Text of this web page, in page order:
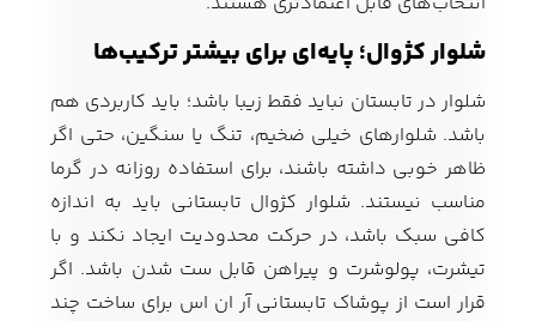
شلوار کژوال؛ پایه‌ای برای بیشتر ترکیب‌ها
شلوار در تابستان نباید فقط زیبا باشد؛ باید کاربردی هم
باشد. شلوارهای خیلی ضخیم، تنگ یا سنگین، حتی اگر
ظاهر خوبی داشته باشند، برای استفاده روزانه در گرما
مناسب نیستند. شلوار کژوال تابستانی باید به اندازه
کافی سبک باشد، در حرکت محدودیت ایجاد نکند و با
تیشرت، پولوشرت و پیراهن قابل ست شدن باشد. اگر
قرار است از پوشاک تابستانی آر ان اس برای ساخت چند